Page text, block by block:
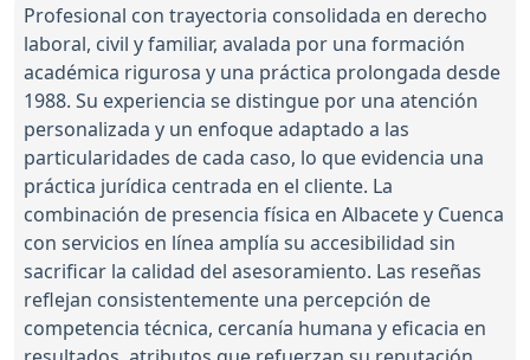
Profesional con trayectoria consolidada en derecho
laboral, civil y familiar, avalada por una formación
académica rigurosa y una práctica prolongada desde
1988. Su experiencia se distingue por una atención
personalizada y un enfoque adaptado a las
particularidades de cada caso, lo que evidencia una
práctica jurídica centrada en el cliente. La
combinación de presencia física en Albacete y Cuenca
con servicios en línea amplía su accesibilidad sin
sacrificar la calidad del asesoramiento. Las reseñas
reflejan consistentemente una percepción de
competencia técnica, cercanía humana y eficacia en